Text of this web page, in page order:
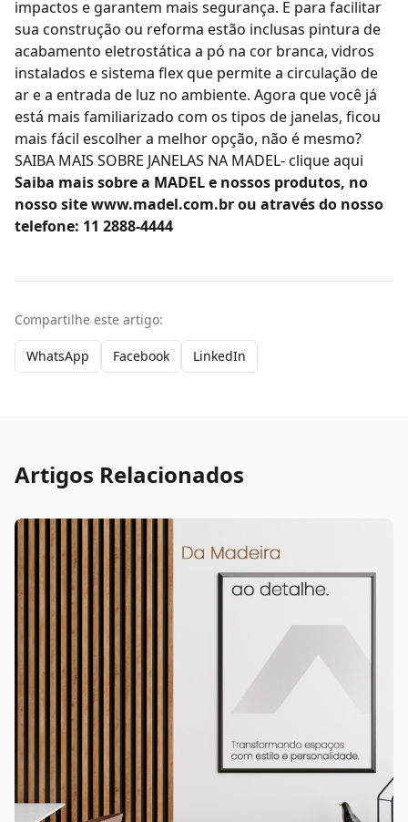
impactos e garantem mais segurança. E para facilitar
sua construção ou reforma estão inclusas pintura de
acabamento eletrostática a pó na cor branca, vidros
instalados e sistema flex que permite a circulação de
ar e a entrada de luz no ambiente. Agora que você já
está mais familiarizado com os tipos de janelas, ficou
mais fácil escolher a melhor opção, não é mesmo?
SAIBA MAIS SOBRE JANELAS NA MADEL-clique aqui
Saiba mais sobre a MADELe nossos produtos, no
nosso sitewww.madel.com.brou através do nosso
telefone: 11 2888-4444
Compartilhe este artigo:
WhatsApp Facebook LinkedIn
Artigos Relacionados